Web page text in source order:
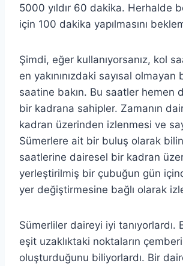
5000 yıldır 60 dakika. Herhalde
için 100 dakika yapılmasını
Şimdi, eğer kullanıyorsanız, kol
en yakınınızdaki sayısal olmayan
saatine bakın. Bu saatler hemen
bir kadrana sahipler. Zamanın
kadran üzerinden izlenmesi ve
Sümerlere ait bir buluş olarak
saatlerine dairesel bir kadran
yerleştirilmiş bir çubuğun gün
yer değiştirmesine bağlı olarak
Sümerliler daireyi iyi tanıyorlardı.
eşit uzaklıktaki noktaların çemberi
oluşturduğunu biliyorlardı. Bir